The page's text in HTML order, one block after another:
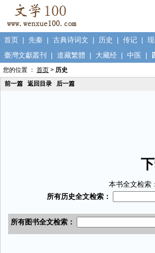
首页 | 先秦 | 古典诗词文 | 历史 | 传记 |
臺灣文獻叢刊
| 道藏繁體 | 大藏经 | 中医 |
您的位置 ： 首页 > 历史
前一篇
返回目录 后一篇
本书全文检索：